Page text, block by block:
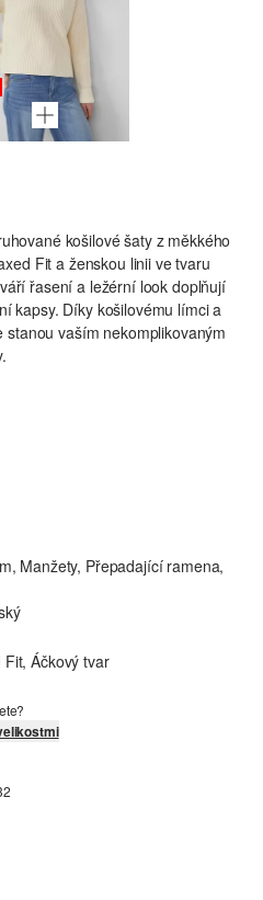
košilové šaty z měkkého
Fit a ženskou linii ve tvaru
řasení a ležérní look doplňují
kapsy. Díky košilovému límci a
vaším nekomplikovaným
Manžety, Přepadající ramena,
Áčkový tvar